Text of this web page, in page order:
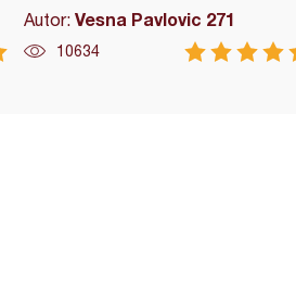
Autor:Vesna Pavlovic 271
10634